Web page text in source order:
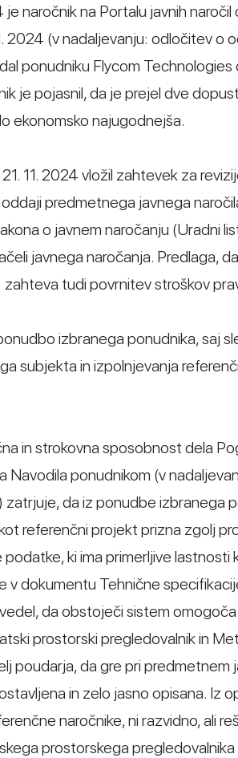
naročnik na Portalu javnih
(v nadaljevanju: odločitev o
ponudniku Flycom Technologies
je pojasnil, da je prejel dve
ekonomsko najugodnejša.
11. 2024 vložil zahtevek za
predmetnega javnega
o javnem naročanju (Uradni
javnega naročanja. Predlaga,
tudi povrnitev stroškov
izbranega ponudnika, saj
subjekta in izpolnjevanja
in strokovna sposobnost dela
ponudnikom (v
da iz ponudbe izbranega
referenčni projekt prizna zgolj
ki ima primerljive lastnosti
dokumentu Tehnične
da obstoječi sistem
prostorski pregledovalnik in
poudarja, da gre pri predmetnem
in zelo jasno opisana. Iz
naročnike, ni razvidno, ali
prostorskega